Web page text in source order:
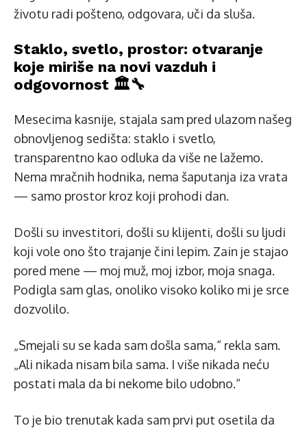
životu radi pošteno, odgovara, uči da sluša.
Staklo, svetlo, prostor: otvaranje
koje miriše na novi vazduh i
odgovornost 🏛️🔧
Mesecima kasnije, stajala sam pred ulazom našeg
obnovljenog sedišta: staklo i svetlo,
transparentno kao odluka da više ne lažemo.
Nema mračnih hodnika, nema šaputanja iza vrata
— samo prostor kroz koji prohodi dan.
Došli su investitori, došli su klijenti, došli su ljudi
koji vole ono što trajanje čini lepim. Zain je stajao
pored mene — moj muž, moj izbor, moja snaga.
Podigla sam glas, onoliko visoko koliko mi je srce
dozvolilo.
„Smejali su se kada sam došla sama,“ rekla sam.
„Ali nikada nisam bila sama. I više nikada neću
postati mala da bi nekome bilo udobno.“
To je bio trenutak kada sam prvi put osetila da